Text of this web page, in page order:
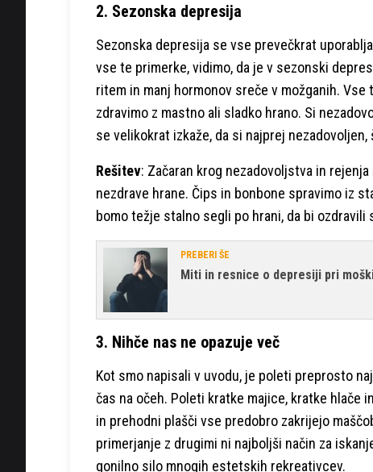
2. Sezonska depresija
Sezonska depresija se vse prevečkrat
vse te primerke, vidimo, da je v sezonski
ritem in manj hormonov sreče v možganih.
zdravimo z mastno ali sladko hrano. Si
se velikokrat izkaže, da si najprej
Rešitev: Začaran krog nezadovoljstva in
nezdrave hrane. Čips in bonbone spravimo iz
bomo težje stalno segli po hrani, da bi
PREBERI ŠE
Miti in resnice o depresiji pri
3. Nihče nas ne opazuje več
Kot smo napisali v uvodu, je poleti preprosto
čas na očeh. Poleti kratke majice, kratke hlače
in prehodni plašči vse predobro zakrijejo
primerjanje z drugimi ni najboljši način za
gonilno silo mnogih estetskih rekreativcev.